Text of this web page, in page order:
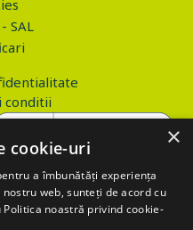
- SAL
conditii
PROVA.ro
var values='';
×
cookie-uri
a îmbunătăți experiența
web, sunteți de acord cu
noastră privind cookie-